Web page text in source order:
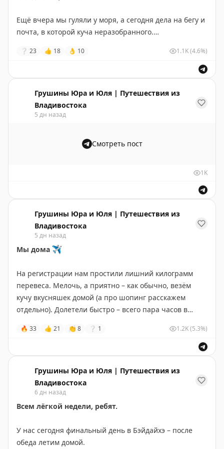
🔖 Полезная информация
📍Точка на карте Amap: 737 Resto – 奥体中心体育场
#Бэйдайхэ #Китай
исторический Пекин или развлекательный.
Ещё вчера мы гуляли у моря, а сегодня дела на бегу и
почта, в которой куча неразобранного.
ни возвращайся.
Придумали себе правило: первый день после отпуска
– только разбор завалов, никаких новых задач.
Немного помогает не сойти с ума.
❔ 23 👍 18 👌 10 1.1K(4.6%)
Грушины Юра и Юля | Путешествия из
Владивостока
5 дн назад
Смотреть пост
1K
Грушины Юра и Юля | Путешествия из
Владивостока
5 дн назад
Мы дома ✈️
На регистрации нам простили лишний килограмм
перевеса. Мелочь, а приятно – как обычно, везём
кучу вкусняшек домой (а про шопинг расскажем
отдельно). Долетели быстро – всего пара часов в
Мы ждали
спокойный отдых у моря – разные слышали мнения
об этом курорте, а получили куда больше: и колорит, и
историю, и целую гору эмоций. Уезжали с чувством,
когда и домой хочется, и остаться бы – ещё не
наотдыхались.
В ближайшие дни разберём фото и начнём делиться
подробностями. Полезного будет много.
🔥 33 👍 21 👏 8 ❔ 1 1.2K(5.3%)
Грушины Юра и Юля | Путешествия из
Владивостока
6 дн назад
Всем лёгкой недели, ребят.
У нас сегодня финальный день в Бэйдайхэ – после
обеда летим домой.